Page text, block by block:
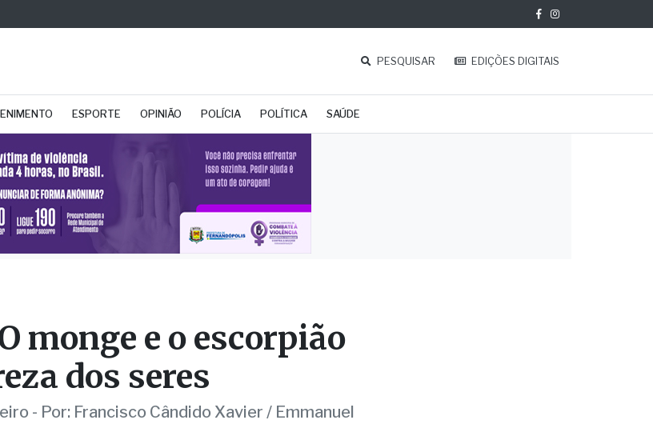
PESQUISAR EDIÇÕES DIGITAIS
ESPORTE OPINIÃO POLÍCIA POLÍTICA SAÚDE
monge e o escorpião
dos seres
- Por: Francisco Cândido Xavier / Emmanuel